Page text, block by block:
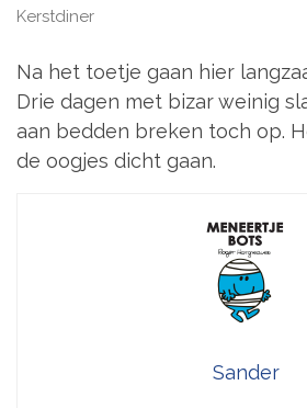
Kerstdiner
Na het toetje gaan hier
Drie dagen met bizar weinig
aan bedden breken toch op.
de oogjes dicht gaan.
Sander